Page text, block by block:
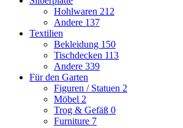
Hohlwaren 212
Andere 137
Textilien
Bekleidung 150
Tischdecken 113
Andere 339
Für den Garten
Figuren / Statuen 2
Möbel 2
Trog & Gefäß 0
Furniture 7